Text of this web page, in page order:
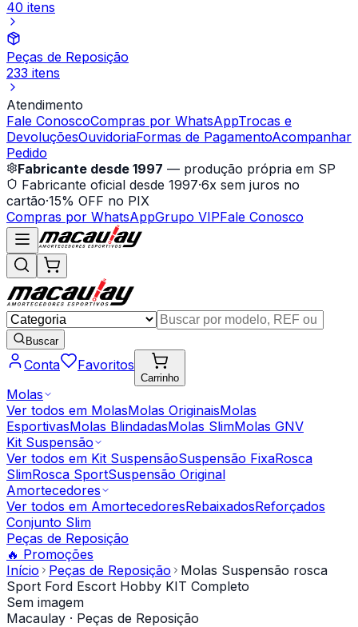
40 itens
Peças de Reposição
233 itens
Atendimento
Fale ConoscoCompras por WhatsAppTrocas e
DevoluçõesOuvidoriaFormas de PagamentoAcompanhar
Pedido
Fabricante desde 1997 — produção própria em SP
Fabricante oficial desde 1997·6x sem juros no
cartão·15% OFF no PIX
Compras por WhatsAppGrupo VIPFale Conosco
Buscar
Conta Favoritos
Carrinho
Molas
Ver todos em MolasMolas OriginaisMolas
EsportivasMolas BlindadasMolas SlimMolas GNV
Kit Suspensão
Ver todos em Kit SuspensãoSuspensão FixaRosca
SlimRosca SportSuspensão Original
Amortecedores
Ver todos em AmortecedoresRebaixadosReforçados
Conjunto Slim
Peças de Reposição
🔥 Promoções
Início
Peças de Reposição
Molas Suspensão rosca
Sport Ford Escort Hobby KIT Completo
Sem imagem
Macaulay · Peças de Reposição